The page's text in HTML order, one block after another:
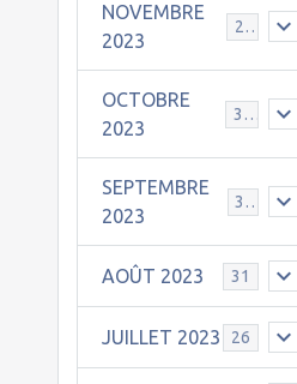
NOVEMBRE
2023
24
OCTOBRE
2023
31
SEPTEMBRE
2023
30
AOÛT 2023 31
JUILLET 2023 26